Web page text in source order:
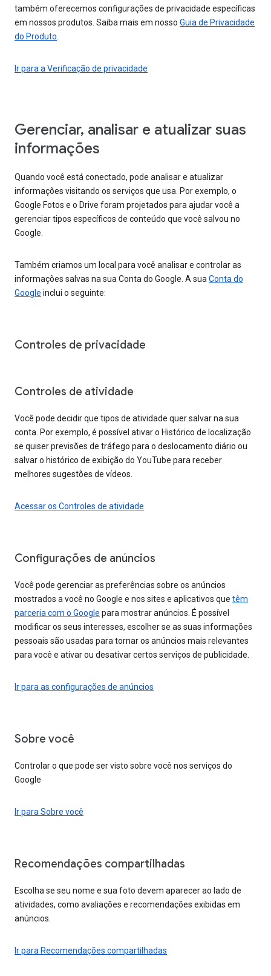
também oferecemos configurações de privacidade específicas
em nossos produtos. Saiba mais em nosso Guia de Privacidade
do Produto
Ir para a Verificação de privacidade
Gerenciar, analisar e atualizar suas
informações
Quando você está conectado, pode analisar e atualizar
informações visitando os serviços que usa. Por exemplo, o
Google Fotos e o Drive foram projetados para ajudar você a
gerenciar tipos específicos de conteúdo que você salvou no
Google.
Também criamos um local para você analisar e controlar as
informações salvas na sua Conta do Google. A sua Conta do
Google inclui o seguinte:
Controles de privacidade
Controles de atividade
Você pode decidir que tipos de atividade quer salvar na sua
conta. Por exemplo, é possível ativar o Histórico de localização
se quiser previsões de tráfego para o deslocamento diário ou
salvar o histórico de exibição do YouTube para receber
melhores sugestões de vídeos.
Acessar os Controles de atividade
Configurações de anúncios
Você pode gerenciar as preferências sobre os anúncios
mostrados a você no Google e nos sites e aplicativos que têm
parceria com o Google para mostrar anúncios. É possível
modificar os seus interesses, escolher se as suas informações
pessoais são usadas para tornar os anúncios mais relevantes
para você e ativar ou desativar certos serviços de publicidade.
Ir para as configurações de anúncios
Sobre você
Controlar o que pode ser visto sobre você nos serviços do
Google
Ir para Sobre você
Recomendações compartilhadas
Escolha se seu nome e sua foto devem aparecer ao lado de
atividades, como avaliações e recomendações exibidas em
anúncios.
Ir para Recomendações compartilhadas